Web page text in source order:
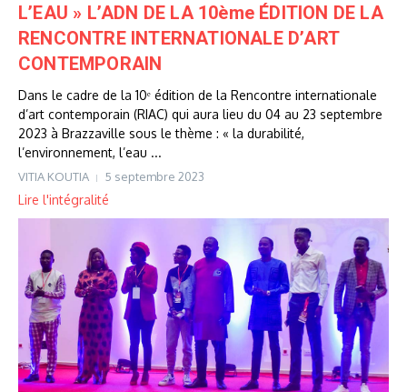
L’EAU » L’ADN DE LA 10ème ÉDITION DE LA
RENCONTRE INTERNATIONALE D’ART
CONTEMPORAIN
Dans le cadre de la 10ᵉ édition de la Rencontre internationale
d’art contemporain (RIAC) qui aura lieu du 04 au 23 septembre
2023 à Brazzaville sous le thème : « la durabilité,
l’environnement, l’eau ...
VITIA KOUTIA 5 septembre 2023
Lire l'intégralité